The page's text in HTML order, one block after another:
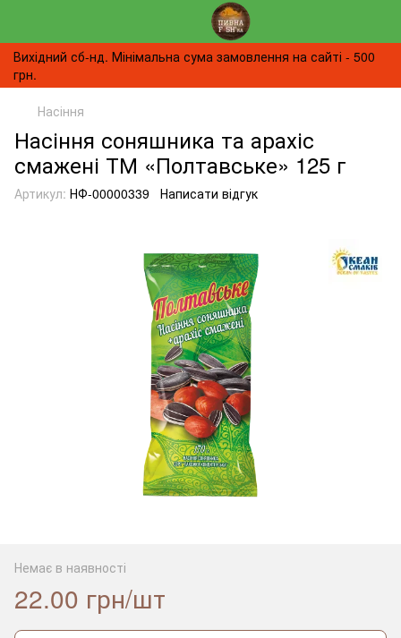
Вихідний сб-нд. Мінімальна сума замовлення на сайті - 500
грн.
Насіння
Насіння соняшника та арахіс
смажені ТМ «Полтавське» 125 г
Артикул: НФ-00000339 Написати відгук
Немає в наявності
22.00 грн/шт